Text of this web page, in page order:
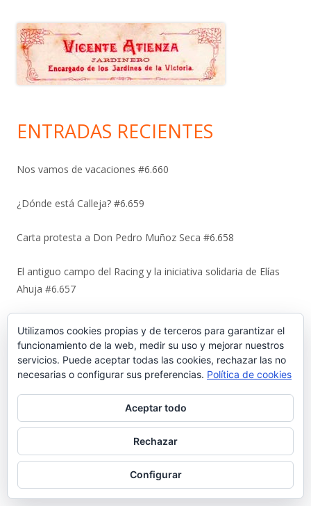
ENTRADAS RECIENTES
Nos vamos de vacaciones #6.660
¿Dónde está Calleja? #6.659
Carta protesta a Don Pedro Muñoz Seca #6.658
El antiguo campo del Racing y la iniciativa solidaria de Elías
Ahuja #6.657
sacar adelante a once hermanos #6.656
La viñeta de Alberto Castrelo. Se hacen fiestas a domicilio
#6.655
Cuando «el Pavirri» llevaba a El Puerto en la garganta #6.654
Luis Suárez Ávila y Pepita Lena: una tertulia de 2004 sobre el
centro histórico que El Puerto estaba perdiendo #6.653
Utilizamos cookies propias y de terceros para garantizar el
funcionamiento de la web, medir su uso y mejorar nuestros
servicios. Puede aceptar todas las cookies, rechazar las no
necesarias o configurar sus preferencias. Política de cookies
Aceptar todo
Rechazar
Configurar